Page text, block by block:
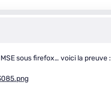
sous firefox… voici la preuve :